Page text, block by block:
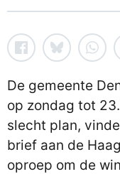
De gemeente
op zondag tot
slecht plan,
brief aan de
oproep om de